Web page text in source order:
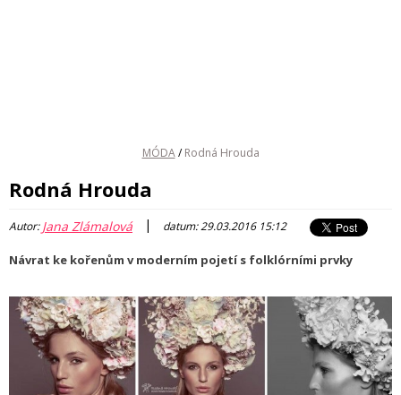
MÓDA / Rodná Hrouda
Rodná Hrouda
Autor:Jana Zlámalová | datum: 29.03.2016 15:12
Návrat ke kořenům v moderním pojetí s folklórními prvky